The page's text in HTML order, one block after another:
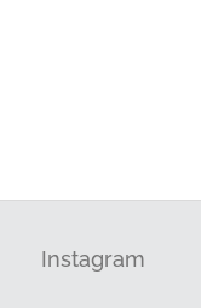
Instagram